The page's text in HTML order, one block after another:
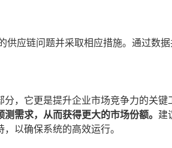
供应链问题并采取相应措施。通过数
，它更是提升企业市场竞争力的关键
需求，从而获得更大的市场份额。 建
以确保系统的高效运行。